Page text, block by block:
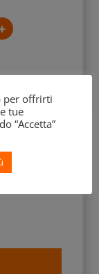
per offrirti
tue
“Accetta”